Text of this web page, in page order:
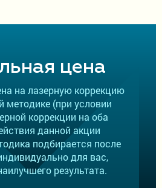
оказании услуг по ОМС
цена
на лазерную коррекцию
методике (при условии
коррекции на оба
данной акции
подбирается после
для вас,
результата.